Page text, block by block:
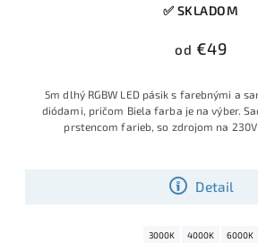
✅ SKLADOM
od €49
Detail
5m dlhý RGBW LED pásik s farebnými a
diódami, pričom Biela farba je na výber.
prstencom farieb, so zdrojom na
3000K 4000K 6000K